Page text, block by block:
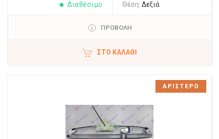
Διαθέσιμο Θέση: Δεξιά
ΠΡΟΒΟΛΗ
ΣΤΟ ΚΑΛΆΘΙ
ΑΡΙΣΤΕΡΟ